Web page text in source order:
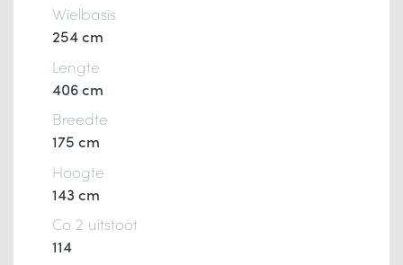
Wielbasis
254 cm
Lengte
406 cm
Breedte
175 cm
Hoogte
143 cm
Co 2 uitstoot
114